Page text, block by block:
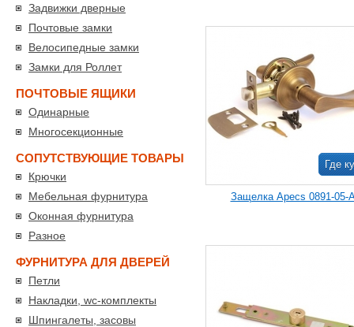
Задвижки дверные
Почтовые замки
Велосипедные замки
Замки для Роллет
ПОЧТОВЫЕ ЯЩИКИ
Одинарные
Многосекционные
СОПУТСТВУЮЩИЕ ТОВАРЫ
Крючки
Мебельная фурнитура
Оконная фурнитура
Разное
ФУРНИТУРА ДЛЯ ДВЕРЕЙ
Петли
Накладки, wc-комплекты
Шпингалеты, засовы
Где
Защелка Apecs 0891-05-